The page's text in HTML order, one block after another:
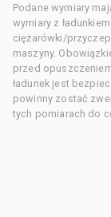
Podane wymiary
wymiary z
ciężarówki/
maszyny.
przed
ładunek jest
powinny zostać
tych pomiarach do